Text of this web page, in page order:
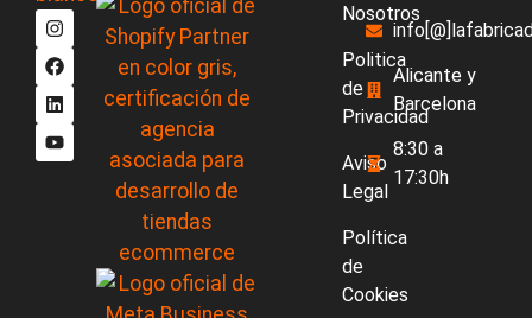
Nosotros
Politica
de
Privacidad
Aviso
Legal
Política
de
Cookies
Alicante y
Barcelona
8:30 a
17:30h